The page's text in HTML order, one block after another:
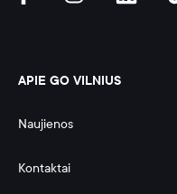
APIE GO VILNIUS
Naujienos
Kontaktai